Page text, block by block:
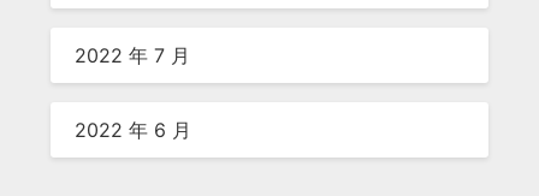
2022 年 7 月
2022 年 6 月